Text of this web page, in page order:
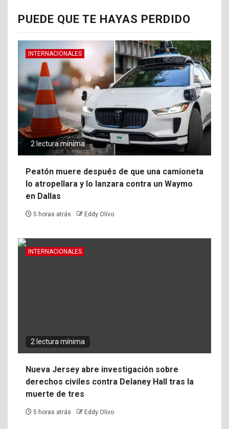
PUEDE QUE TE HAYAS PERDIDO
INTERNACIONALES
2 lectura mínima
Peatón muere después de que una camioneta
lo atropellara y lo lanzara contra un Waymo
en Dallas
5 horas atrás Eddy Olivo
INTERNACIONALES
2 lectura mínima
Nueva Jersey abre investigación sobre
derechos civiles contra Delaney Hall tras la
muerte de tres
5 horas atrás Eddy Olivo